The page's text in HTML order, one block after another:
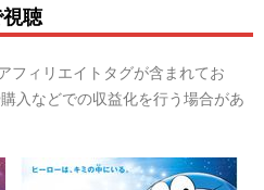
聴
フィリエイトタグが含まれてお
入などでの収益化を行う場合があ